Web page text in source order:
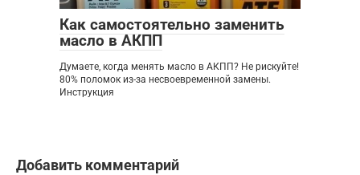
Как самостоятельно заменить
масло в АКПП
Думаете, когда менять масло в АКПП? Не рискуйте!
80% поломок из-за несвоевременной замены.
Инструкция
Добавить комментарий